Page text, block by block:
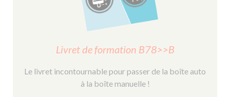
Livret de formation B78>>B
Le livret incontournable pour passer de la boîte auto
à la boîte manuelle !